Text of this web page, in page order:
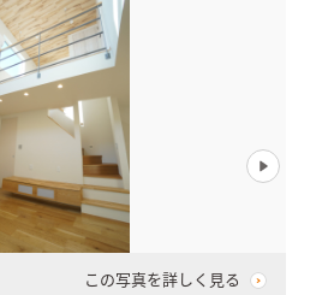
この写真を詳しく見る